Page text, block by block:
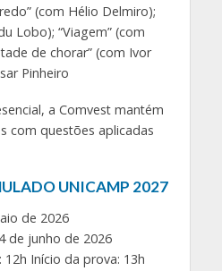
(com Hélio Delmiro);
Lobo); “Viagem” (com
de chorar” (com Ivor
Pinheiro
a Comvest mantém
com questões aplicadas
UNICAMP 2027
de 2026
de junho de 2026
Início da prova: 13h